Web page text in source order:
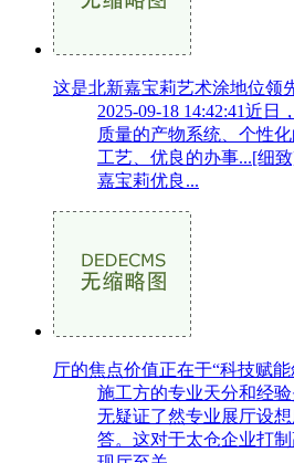
这是北新嘉宝莉艺术涂地位领
2025-09-18 14:42:41近
质量的产物系统、个性
工艺、优良的办事...[细
嘉宝莉优良...
厅的焦点价值正在于“科技赋能
施工方的专业天分和经
无疑证了然专业展厅设
答。这对于太仓企业打